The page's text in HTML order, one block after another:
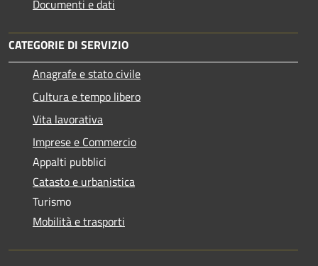
Documenti e dati
CATEGORIE DI SERVIZIO
Anagrafe e stato civile
Cultura e tempo libero
Vita lavorativa
Imprese e Commercio
Appalti pubblici
Catasto e urbanistica
Turismo
Mobilità e trasporti